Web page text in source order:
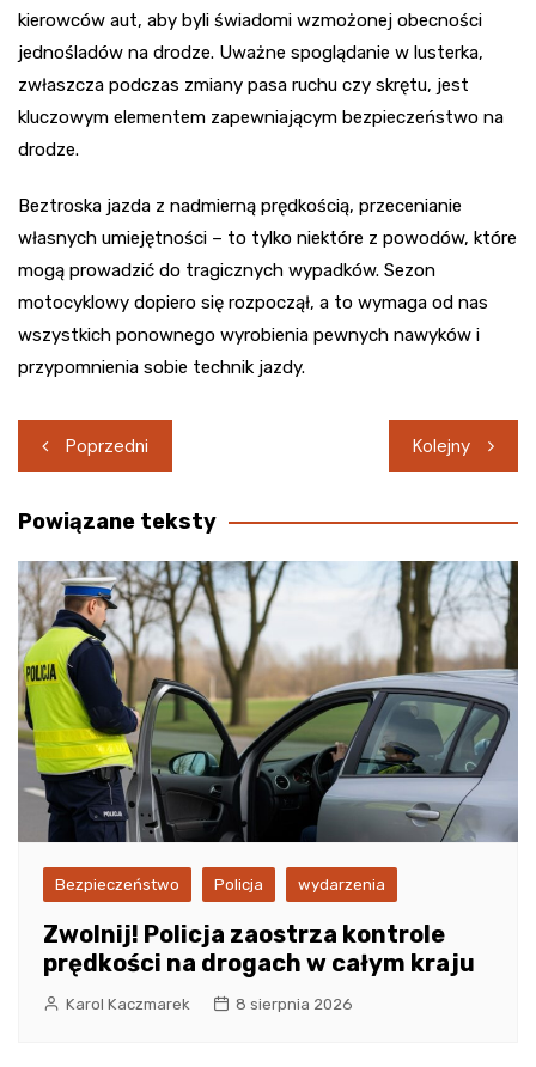
kierowców aut, aby byli świadomi wzmożonej obecności
jednośladów na drodze. Uważne spoglądanie w lusterka,
zwłaszcza podczas zmiany pasa ruchu czy skrętu, jest
kluczowym elementem zapewniającym bezpieczeństwo na
drodze.
Beztroska jazda z nadmierną prędkością, przecenianie
własnych umiejętności – to tylko niektóre z powodów, które
mogą prowadzić do tragicznych wypadków. Sezon
motocyklowy dopiero się rozpoczął, a to wymaga od nas
wszystkich ponownego wyrobienia pewnych nawyków i
przypomnienia sobie technik jazdy.
Nawigacja
wpisu
Poprzedni Kolejny
Powiązane teksty
Bezpieczeństwo Policja wydarzenia
Zwolnij! Policja zaostrza kontrole
prędkości na drogach w całym kraju
Karol Kaczmarek 8 sierpnia 2026